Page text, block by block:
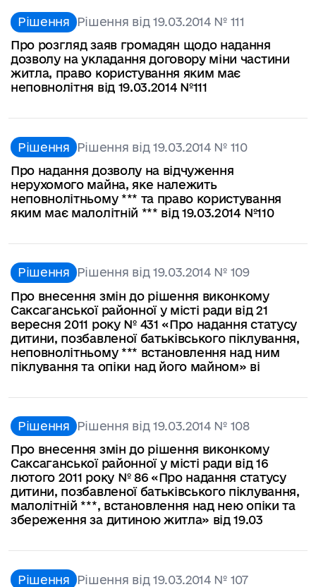
Рішення Рішення від 19.03.2014 № 111
Про розгляд заяв громадян щодо надання
дозволу на укладання договору міни частини
житла, право користування яким має
неповнолітня від 19.03.2014 №111
Рішення Рішення від 19.03.2014 № 110
Про надання дозволу на відчуження
нерухомого майна, яке належить
неповнолітньому *** та право користування
яким має малолітній *** від 19.03.2014 №110
Рішення Рішення від 19.03.2014 № 109
Про внесення змін до рішення виконкому
Саксаганської районної у місті ради від 21
вересня 2011 року № 431 «Про надання статусу
дитини, позбавленої батьківського піклування,
неповнолітньому *** встановлення над ним
піклування та опіки над його майном» ві
Рішення Рішення від 19.03.2014 № 108
Про внесення змін до рішення виконкому
Саксаганської районної у місті ради від 16
лютого 2011 року № 86 «Про надання статусу
дитини, позбавленої батьківського піклування,
малолітній ***, встановлення над нею опіки та
збереження за дитиною житла» від 19.03
Рішення Рішення від 19.03.2014 № 107